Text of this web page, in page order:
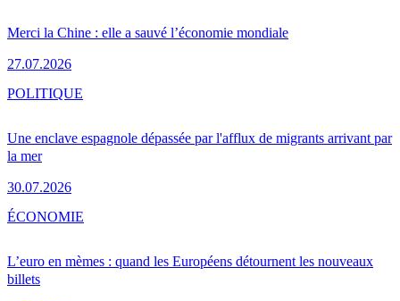
Merci la Chine : elle a sauvé l’économie mondiale
27.07.2026
Une enclave espagnole dépassée par l'afflux de migrants arrivant par
la mer
30.07.2026
POLITIQUE
L’euro en mèmes : quand les Européens détournent les nouveaux
billets
ÉCONOMIE